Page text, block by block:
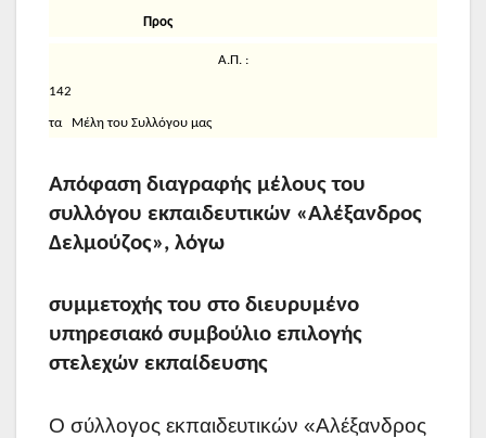
Προς
Α.Π. :
142
τα Μέλη του Συλλόγου μας
Απόφαση διαγραφής μέλους του
συλλόγου εκπαιδευτικών «Αλέξανδρος
Δελμούζος», λόγω
συμμετοχής του στο διευρυμένο
υπηρεσιακό συμβούλιο επιλογής
στελεχών εκπαίδευσης
Ο σύλλογος εκπαιδευτικών «Αλέξανδρος